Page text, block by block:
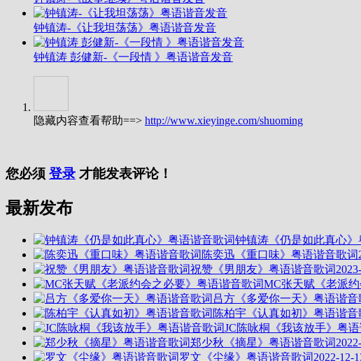
钟镇涛-《让我坦荡荡》粤语谐音发音
钟镇涛 彭健新-《一段情 》粤语谐音发音
隐藏内容查看帮助==> http://www.xieyinge.com/shuoming
您必须 登录 才能发表评论！
最新发布
钟镇涛《仍是如此真心》
陈奕迅《重口味》粤语谐音歌词
祝赞《男朋友》粤语谐音歌词
MC张天赋《老派
吕方《多爱你一天》粤语谐音
陈柏宇《认真如初》粤语谐音
JC陈咏桐《我该放手》粤
郑少秋《摘星》粤语谐音歌词
罗文《尘缘》粤语谐音歌词2022-12-